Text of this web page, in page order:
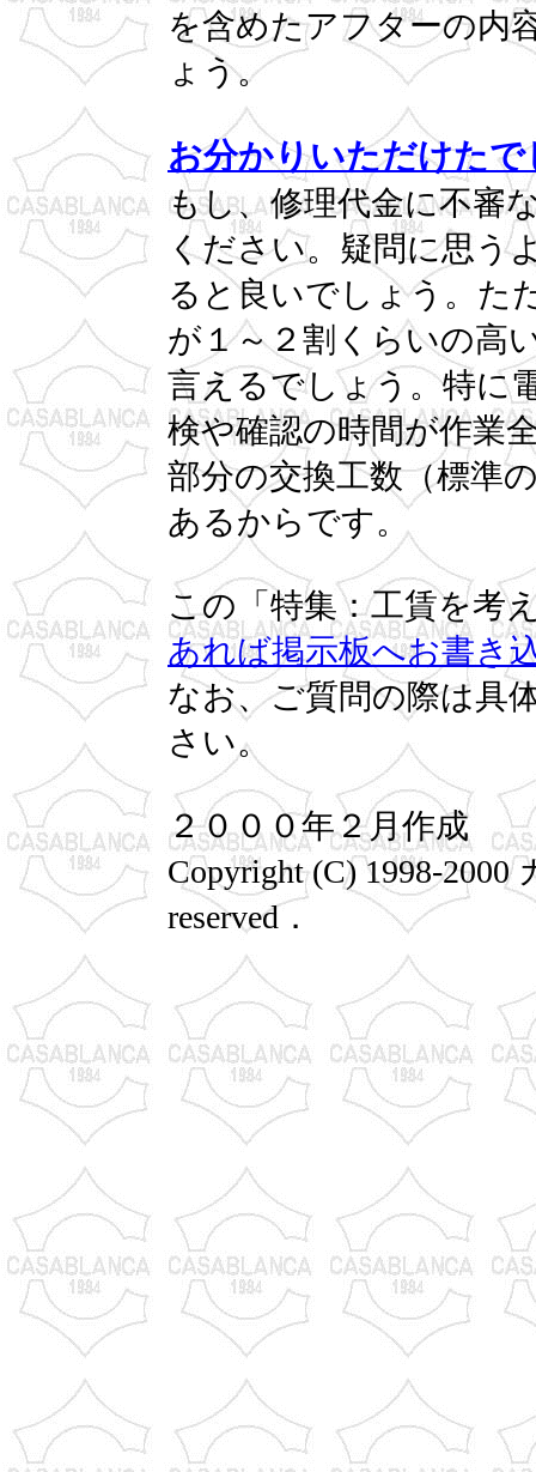
を含めたアフターの内
ょう。
お分かりいただけた
もし、修理代金に不審
ください。疑問に思う
ると良いでしょう。た
が１～２割くらいの高
言えるでしょう。特に
検や確認の時間が作業
部分の交換工数（標準
あるからです。
この「特集：工賃を考
あれば掲示板へお書き
なお、ご質問の際は具
さい。
２０００年２月作成
Copyright (C) 1998-
reserved．